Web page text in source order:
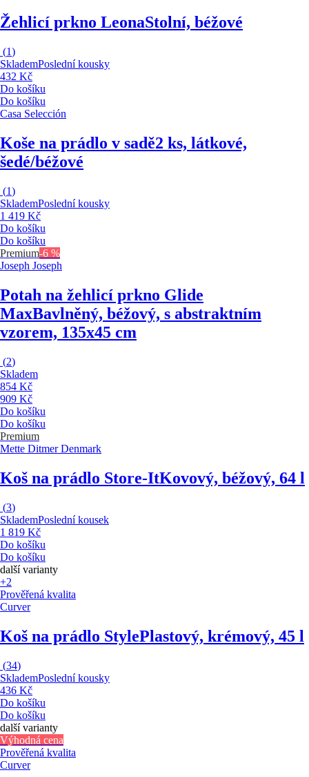
Žehlicí prkno LeonaStolní, béžové
(1)
SklademPoslední kousky
432 Kč
Do košíku
Do košíku
Casa Selección
Koše na prádlo v sadě2 ks, látkové,
šedé/béžové
(1)
SklademPoslední kousky
1 419 Kč
Do košíku
Do košíku
Premium-6 %
Joseph Joseph
Potah na žehlicí prkno Glide
MaxBavlněný, béžový, s abstraktním
vzorem, 135x45 cm
(2)
Skladem
854 Kč
909 Kč
Do košíku
Do košíku
Premium
Mette Ditmer Denmark
Koš na prádlo Store-ItKovový, béžový, 64 l
(3)
SklademPoslední kousek
1 819 Kč
Do košíku
Do košíku
další varianty
+2
Prověřená kvalita
Curver
Koš na prádlo StylePlastový, krémový, 45 l
(34)
SklademPoslední kousky
436 Kč
Do košíku
Do košíku
další varianty
Výhodná cena
Prověřená kvalita
Curver